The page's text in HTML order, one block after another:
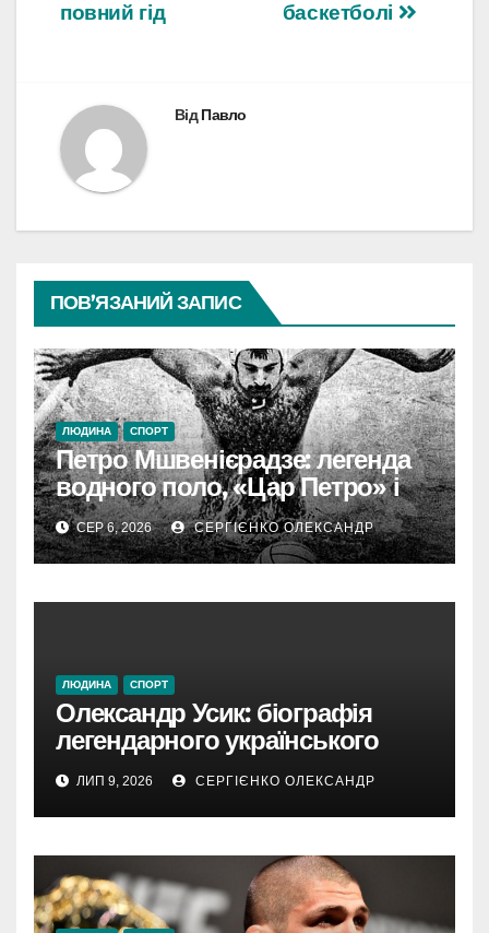
баскетболі
повний гід
ВідПавло
ПОВ’ЯЗАНИЙ ЗАПИС
ЛЮДИНА СПОРТ
Петро Мшвенієрадзе: легенда
водного поло, «Цар Петро» і
батько династії
СЕР 6, 2026 СЕРГІЄНКО ОЛЕКСАНДР
ЛЮДИНА СПОРТ
Олександр Усик: біографія
легендарного українського
боксера від Олімпіади до
абсолютного чемпіона
ЛИП 9, 2026 СЕРГІЄНКО ОЛЕКСАНДР